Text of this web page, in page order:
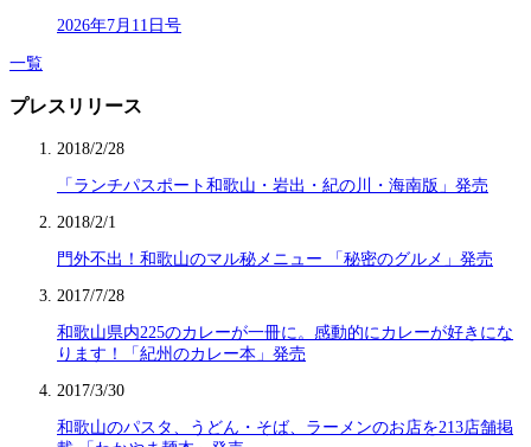
2026年7月11日号
一覧
プレスリリース
2018/2/28
「ランチパスポート和歌山・岩出・紀の川・海南版」発売
2018/2/1
門外不出！和歌山のマル秘メニュー 「秘密のグルメ」発売
2017/7/28
和歌山県内225のカレーが一冊に。感動的にカレーが好きにな
ります！「紀州のカレー本」発売
2017/3/30
和歌山のパスタ、うどん・そば、ラーメンのお店を213店舗掲